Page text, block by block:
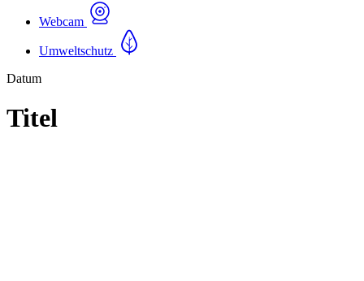
Webcam
Umweltschutz
Datum
Titel